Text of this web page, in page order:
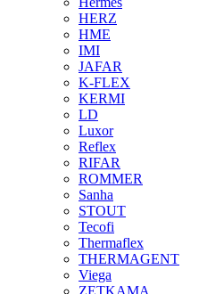
HERZ
HME
IMI
JAFAR
K-FLEX
KERMI
LD
Luxor
Reflex
RIFAR
ROMMER
Sanha
STOUT
Tecofi
Thermaflex
THERMAGENT
Viega
ZETKAMA